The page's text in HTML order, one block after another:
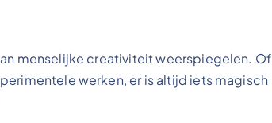
menselijke creativiteit weerspiegelen. Of
werken, er is altijd iets magisch